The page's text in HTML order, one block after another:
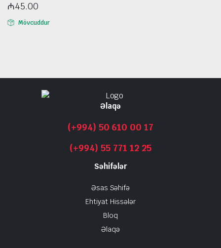
₼45.00
Mövcuddur
Əlaqə
(+994) 50 610 00 17
(+994) 55 771 12 25
Səhifələr
Əsas Səhifə
Ehtiyat Hissələr
Bloq
Əlaqə